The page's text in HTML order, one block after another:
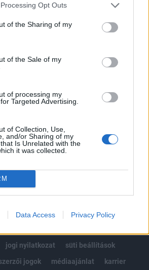
Opt Outs
of the Sharing of my
of the Sale of my
of processing my
Targeted Advertising.
of Collection, Use,
and/or Sharing of my
Is Unrelated with the
it was collected.
Data Access Privacy Policy
portfolio.hu hírarchívumához
cikkarchívum
elmúlt 2 év napon belüli
VAGY?BEJELENTKEZÉS
jogi nyilatkozat
süti beállítások
jogok médiaajánlat karrier